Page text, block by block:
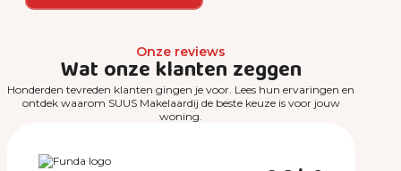
Onze reviews
Wat onze klanten zeggen
Honderden tevreden klanten gingen je voor. Lees hun ervaringen en
ontdek waarom SUUS Makelaardij de beste keuze is voor jouw
woning.